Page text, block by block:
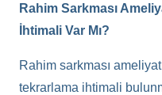
Rahim Sarkması
İhtimali Var Mı?
Rahim sarkması
tekrarlama ihtimali